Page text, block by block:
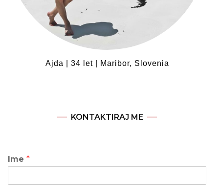
Ajda | 34 let | Maribor, Slovenia
KONTAKTIRAJ ME
Ime *